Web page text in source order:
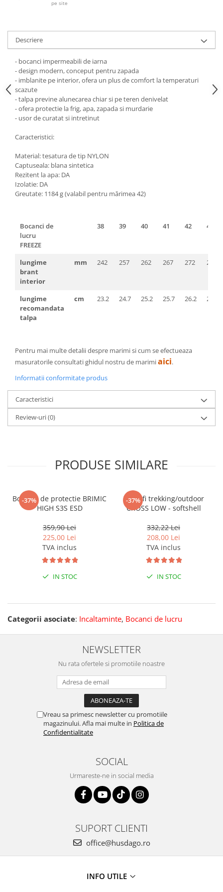
Pantaloni de lucru cu pieptar
Pentru femei
Bluze pentru femei
Fleece-uri
Halate
Jachete / Bluze salopeta
Pantaloni de lucru cu pieptar
Tricouri polo
Veste de lucru
pe site
Descriere
- bocanci impermeabili de iarna
- design modern, conceput pentru zapada
- imblanite pe interior, ofera un plus de comfort la temperaturi
scazute
- talpa previne alunecarea chiar si pe teren denivelat
- ofera protectie la frig, apa, zapada si murdarie
- usor de curatat si intretinut
Caracteristici:
Material: tesatura de tip NYLON
Captuseala: blana sintetica
Rezitent la apa: DA
Izolatie: DA
Greutate: 1184 g (valabil pentru mărimea 42)
Bocanci de
lucru
FREEZE
38 39 40 41 42 43
lungime
brant
interior
mm 242 257 262 267 272 277
lungime
recomandata
talpa
cm 23.2 24.7 25.2 25.7 26.2 26.7
Pentru mai multe detalii despre marimi si cum se efectueaza
masuratorile consultati ghidul nostru de marimiaici.
Informatii conformitate produs
Caracteristici
Review-uri(0)
PRODUSE SIMILARE
-37%
Bocanci de protectie BRIMIC
HIGH S3S ESD
359,90 Lei
225,00 Lei
TVA inclus
IN STOC
-37%
Pantofi trekking/outdoor
CROSS LOW - softshell
332,22 Lei
208,00 Lei
TVA inclus
IN STOC
Categorii asociate: Incaltaminte, Bocanci de lucru
NEWSLETTER
Nu rata ofertele si promotiile noastre
Vreau sa primesc newsletter cu promotiile
magazinului. Afla mai multe in Politica de
Confidentialitate
SOCIAL
Urmareste-ne in social media
SUPORT CLIENTI
office@husdago.ro
INFO UTILE